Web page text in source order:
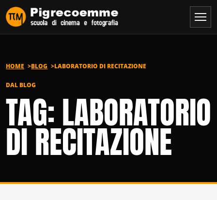
Vai al contenuto
HOME BLOG LABORATORIO DI RECITAZIONE
DAL BLOG
TAG: LABORATORIO
DI RECITAZIONE